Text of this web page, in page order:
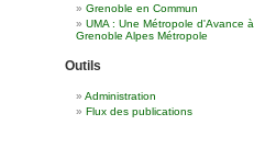
Grenoble en Commun
UMA : Une Métropole d'Avance à
Grenoble Alpes Métropole
Outils
Administration
Flux des publications